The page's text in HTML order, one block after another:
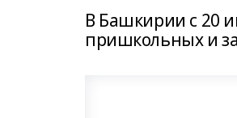
В Башкирии с 20
пришкольных и